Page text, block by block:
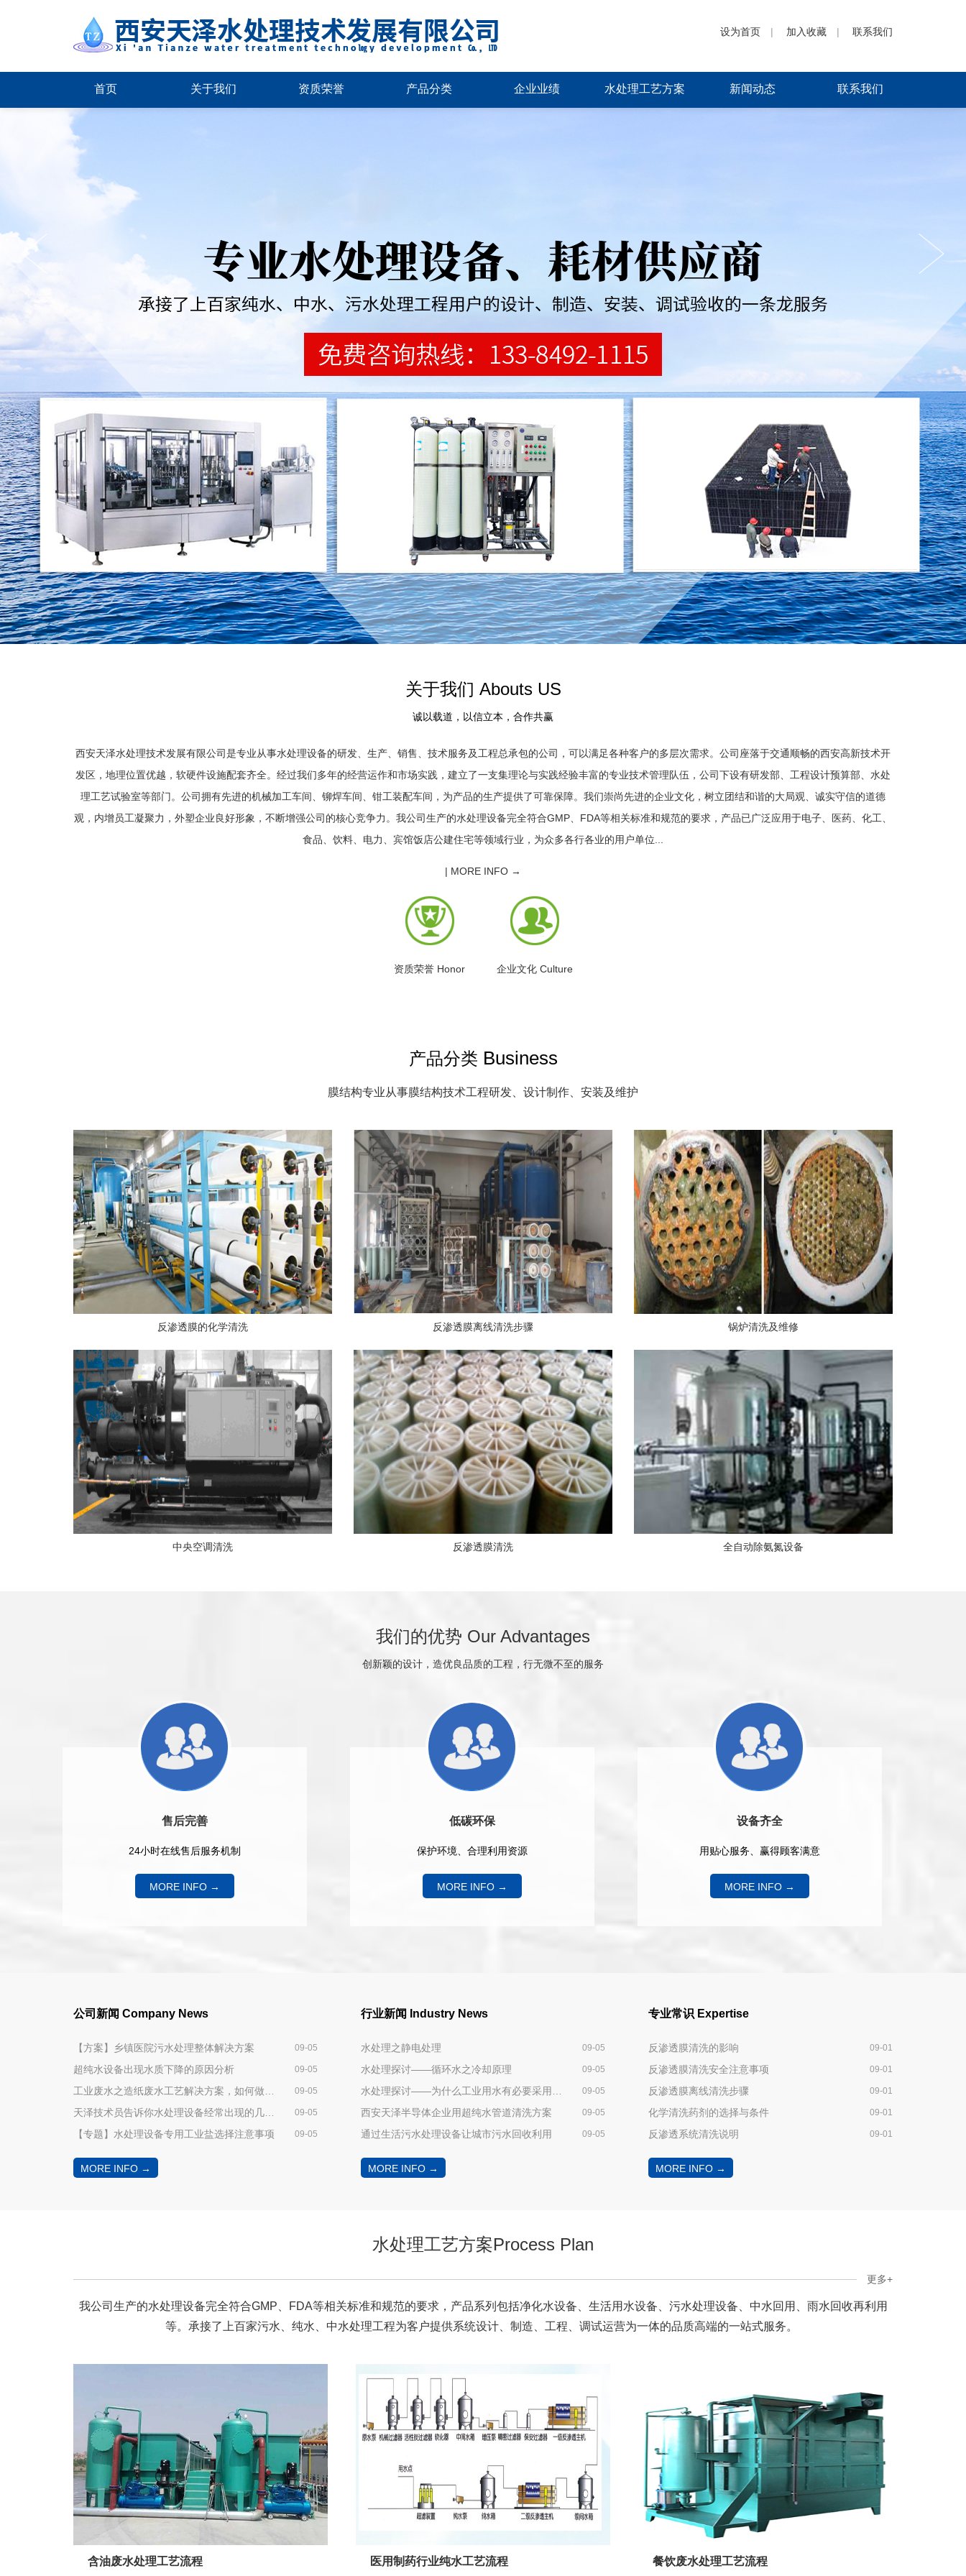
设为首页 | 加入收藏 | 联系我们
首页 关于我们 资质荣誉 产品分类 企业业绩 水处理工艺方案 新闻动态 联系我们
关于我们 Abouts US
诚以载道，以信立本，合作共赢
西安天泽水处理技术发展有限公司是专业从事水处理设备的研发、生产、销售、技术服务及工程总承包的公司，可以满足各种客户的多层次需求。公司座落于交通顺畅的西安高新技术开
发区，地理位置优越，软硬件设施配套齐全。经过我们多年的经营运作和市场实践，建立了一支集理论与实践经验丰富的专业技术管理队伍，公司下设有研发部、工程设计预算部、水处
理工艺试验室等部门。公司拥有先进的机械加工车间、铆焊车间、钳工装配车间，为产品的生产提供了可靠保障。我们崇尚先进的企业文化，树立团结和谐的大局观、诚实守信的道德
观，内增员工凝聚力，外塑企业良好形象，不断增强公司的核心竞争力。我公司生产的水处理设备完全符合GMP、FDA等相关标准和规范的要求，产品已广泛应用于电子、医药、化工、
食品、饮料、电力、宾馆饭店公建住宅等领域行业，为众多各行各业的用户单位...
| MORE INFO →
资质荣誉 Honor 企业文化 Culture
产品分类 Business
膜结构专业从事膜结构技术工程研发、设计制作、安装及维护
反渗透膜的化学清洗 反渗透膜离线清洗步骤 锅炉清洗及维修
中央空调清洗 反渗透膜清洗 全自动除氨氮设备
我们的优势 Our Advantages
创新颖的设计，造优良品质的工程，行无微不至的服务
售后完善
24小时在线售后服务机制
MORE INFO →
低碳环保
保护环境、合理利用资源
MORE INFO →
设备齐全
用贴心服务、赢得顾客满意
MORE INFO →
公司新闻 Company News
【方案】乡镇医院污水处理整体解决方案 09-05
超纯水设备出现水质下降的原因分析 09-05
09-05
09-05
【专题】水处理设备专用工业盐选择注意事项 09-05
MORE INFO →
行业新闻 Industry News
水处理之静电处理 09-05
水处理探讨——循环水之冷却原理 09-05
09-05
西安天泽半导体企业用超纯水管道清洗方案 09-05
通过生活污水处理设备让城市污水回收利用 09-05
MORE INFO →
专业常识 Expertise
反渗透膜清洗的影响 09-01
反渗透膜清洗安全注意事项 09-01
反渗透膜离线清洗步骤 09-01
化学清洗药剂的选择与条件 09-01
反渗透系统清洗说明 09-01
MORE INFO →
水处理工艺方案Process Plan
更多+
我公司生产的水处理设备完全符合GMP、FDA等相关标准和规范的要求，产品系列包括净化水设备、生活用水设备、污水处理设备、中水回用、雨水回收再利用
等。承接了上百家污水、纯水、中水处理工程为客户提供系统设计、制造、工程、调试运营为一体的品质高端的一站式服务。
含油废水处理工艺流程 医用制药行业纯水工艺流程 餐饮废水处理工艺流程